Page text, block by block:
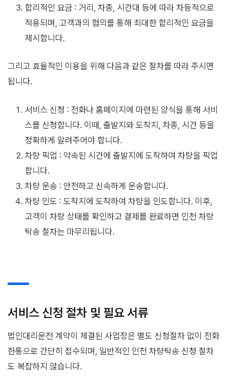
합리적인 요금 : 거리, 차종, 시간대 등에 따라 차등적으로
적용되며, 고객과의 협의를 통해 최대한 합리적인 요금을
제시합니다.
그리고 효율적인 이용을 위해 다음과 같은 절차를 따라 주시면
됩니다.
서비스 신청 : 전화나 홈페이지에 마련된 양식을 통해 서비
스를 신청합니다. 이때, 출발지와 도착지, 차종, 시간 등을
정확하게 알려주어야 합니다.
차량 픽업 : 약속된 시간에 출발지에 도착하여 차량을 픽업
합니다.
차량 운송 : 안전하고 신속하게 운송합니다.
차량 인도 : 도착지에 도착하여 차량을 인도합니다. 이후,
고객이 차량 상태를 확인하고 결제를 완료하면 인천 차량
탁송 절차는 마무리됩니다.
서비스 신청 절차 및 필요 서류
법인대리운전 계약이 체결된 사업장은 별도 신청절차 없이 전화
한통으로 간단히 접수되며, 일반적인 인천 차량탁송 신청 절차
도 복잡하지 않습니다.